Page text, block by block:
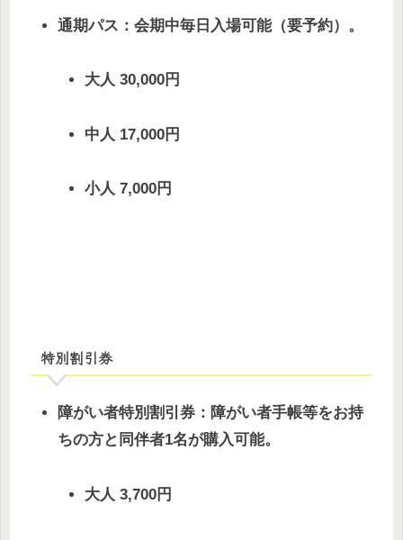
通期パス：会期中毎日入場可能（要予約）。
大人 30,000円
中人 17,000円
小人 7,000円
特別割引券
障がい者特別割引券：障がい者手帳等をお持
ちの方と同伴者1名が購入可能。
大人 3,700円